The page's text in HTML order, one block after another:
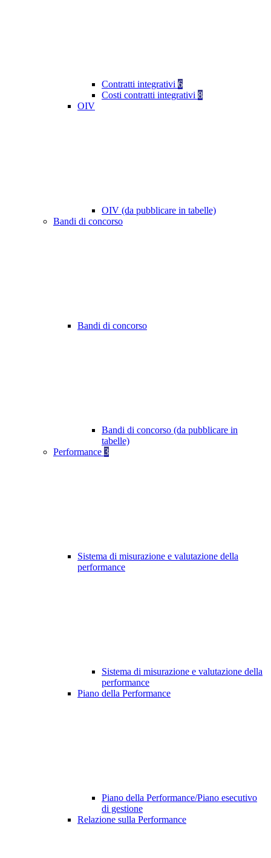
Contratti integrativi 6
Costi contratti integrativi 8
OIV
OIV (da pubblicare in tabelle)
Bandi di concorso
Bandi di concorso
Bandi di concorso (da pubblicare in
tabelle)
Performance 3
Sistema di misurazione e valutazione della
performance
Sistema di misurazione e valutazione della
performance
Piano della Performance
Piano della Performance/Piano esecutivo
di gestione
Relazione sulla Performance